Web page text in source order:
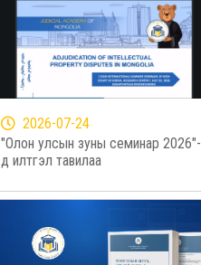
2026-07-24
"Олон улсын зуны семинар 2026"-
д илтгэл тавилаа